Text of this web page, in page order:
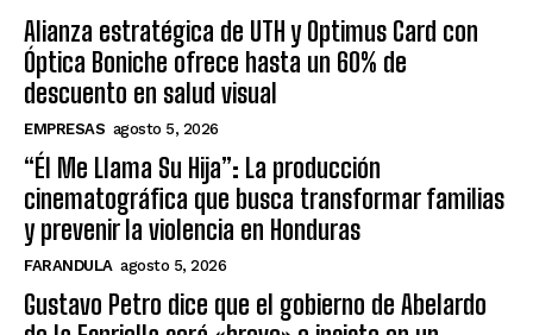
Alianza estratégica de UTH y Optimus Card con
Óptica Boniche ofrece hasta un 60% de
descuento en salud visual
EMPRESAS agosto 5, 2026
“Él Me Llama Su Hija”: La producción
cinematográfica que busca transformar familias
y prevenir la violencia en Honduras
FARANDULA agosto 5, 2026
Gustavo Petro dice que el gobierno de Abelardo